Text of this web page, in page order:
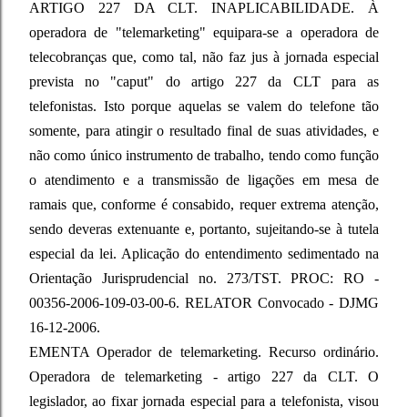
ARTIGO 227 DA CLT. INAPLICABILIDADE. À
operadora de "telemarketing" equipara-se a operadora de
telecobranças que, como tal, não faz jus à jornada especial
prevista no "caput" do artigo 227 da CLT para as
telefonistas. Isto porque aquelas se valem do telefone tão
somente, para atingir o resultado final de suas atividades, e
não como único instrumento de trabalho, tendo como função
o atendimento e a transmissão de ligações em mesa de
ramais que, conforme é consabido, requer extrema atenção,
sendo deveras extenuante e, portanto, sujeitando-se à tutela
especial da lei. Aplicação do entendimento sedimentado na
Orientação Jurisprudencial no. 273/TST. PROC: RO -
00356-2006-109-03-00-6. RELATOR Convocado - DJMG
16-12-2006.
EMENTA Operador de telemarketing. Recurso ordinário.
Operadora de telemarketing - artigo 227 da CLT. O
legislador, ao fixar jornada especial para a telefonista, visou